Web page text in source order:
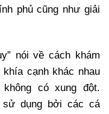
phủ cũng như giải
nói về cách khám
cạnh khác nhau
có xung đột.
sử dụng bởi các cá